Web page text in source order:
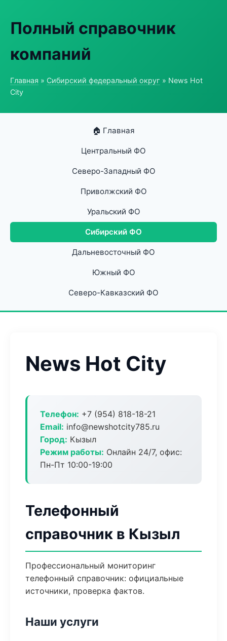
Полный справочник
компаний
Главная » Сибирский федеральный округ » News Hot
City
🏠 Главная
Центральный ФО
Северо-Западный ФО
Приволжский ФО
Уральский ФО
Сибирский ФО
Дальневосточный ФО
Южный ФО
Северо-Кавказский ФО
News Hot City
Телефон: +7 (954) 818-18-21
Email: info@newshotcity785.ru
Город: Кызыл
Режим работы: Онлайн 24/7, офис:
Пн-Пт 10:00-19:00
Телефонный
справочник в Кызыл
Профессиональный мониторинг
телефонный справочник: официальные
источники, проверка фактов.
Наши услуги